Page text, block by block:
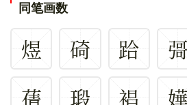
同笔画数
煜 碕 跲 彁
蒨
瑖 裮 嬅